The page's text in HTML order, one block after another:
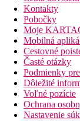
Kontakty
Pobočky
Moje
Mobilná
Cestovné
Časté otázky
Podmienky
Dôležité
Voľné pozície
Ochrana
Nastavenie